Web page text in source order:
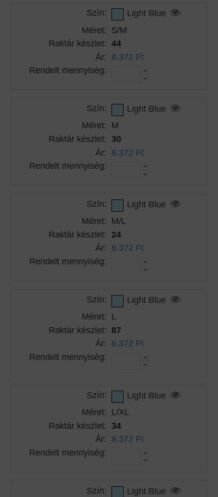
Szín:
Light Blue
Méret: S/M
Raktár készlet: 44
Ár: 8.372 Ft
Rendelt mennyiség:
Szín:
Light Blue
Méret: M
Raktár készlet: 30
Ár: 8.372 Ft
Rendelt mennyiség:
Szín:
Light Blue
Méret: M/L
Raktár készlet: 24
Ár: 8.372 Ft
Rendelt mennyiség:
Szín:
Light Blue
Méret: L
Raktár készlet: 87
Ár: 8.372 Ft
Rendelt mennyiség:
Szín:
Light Blue
Méret: L/XL
Raktár készlet: 34
Ár: 8.372 Ft
Rendelt mennyiség:
Szín:
Light Blue